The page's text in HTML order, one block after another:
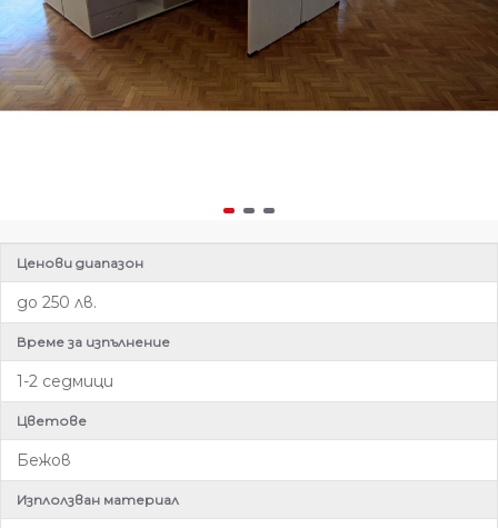
Ценови диапазон
до 250 лв.
Време за изпълнение
1-2 седмици
Цветове
Бежов
Изплолзван материал